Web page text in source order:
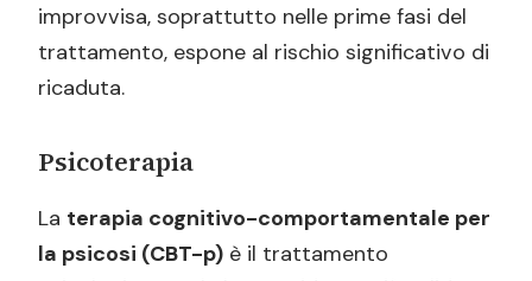
improvvisa, soprattutto nelle prime fasi del
trattamento, espone al rischio significativo di
ricaduta.
Psicoterapia
La terapia cognitivo-comportamentale per
la psicosi (CBT-p) è il trattamento